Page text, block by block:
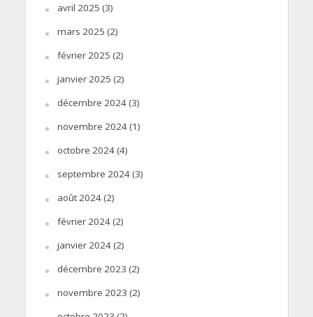
avril 2025 (3)
mars 2025 (2)
février 2025 (2)
janvier 2025 (2)
décembre 2024(3)
novembre 2024(1)
octobre 2024(4)
septembre 2024(3)
août 2024(2)
février 2024(2)
janvier 2024(2)
décembre 2023 (2)
novembre 2023 (2)